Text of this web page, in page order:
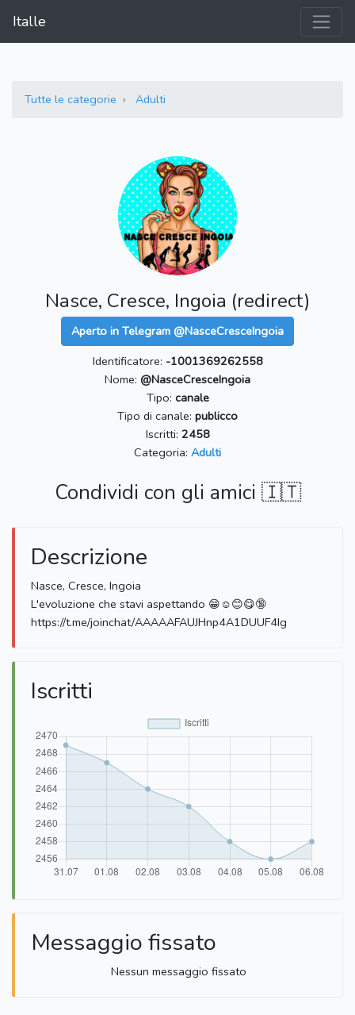
Italle
Tutte le categorie Adulti
Nasce, Cresce, Ingoia (redirect)
Aperto in Telegram @NasceCresceIngoia
Identificatore: -1001369262558
Nome: @NasceCresceIngoia
Tipo: canale
Tipo di canale: publicco
Iscritti: 2458
Categoria: Adulti
Condividi con gli amici 🇮🇹
Descrizione
Nasce, Cresce, Ingoia
L'evoluzione che stavi aspettando 😁☺️😊😋🔞
https://t.me/joinchat/AAAAAFAUJHnp4A1DUUF4Ig
Iscritti
Messaggio fissato
Nessun messaggio fissato